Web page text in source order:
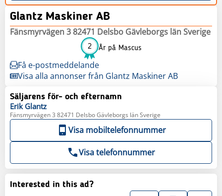
Glantz Maskiner AB
Fänsmyrvägen 3 82471 Delsbo Gävleborgs län Sverige
2 År på Mascus
Få e-postmeddelande
Visa alla annonser från Glantz Maskiner AB
Säljarens för- och efternamn
Erik Glantz
Fänsmyrvägen 3 82471 Delsbo Gävleborgs län Sverige
Visa mobiltelefonnummer
Visa telefonnummer
Interested in this ad?